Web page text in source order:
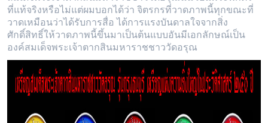
ที่แท้จริงหรือไม่แต่ผมบอกได้ว่า จิตรกรที่วาดภาพนี้ทุกขณะที่
วาดเหมือนว่าได้รับการสื่อ ได้การแรงบันดาลใจจากสิ่ง
ศักดิ์สิทธิ์ให้วาดภาพนี้ขึ้นมาเป็นต้นแบบอันมีเอกลักษณ์เป็น
องค์สมเด็จพระเจ้าตากสินมหาราชชาววัดอรุณ